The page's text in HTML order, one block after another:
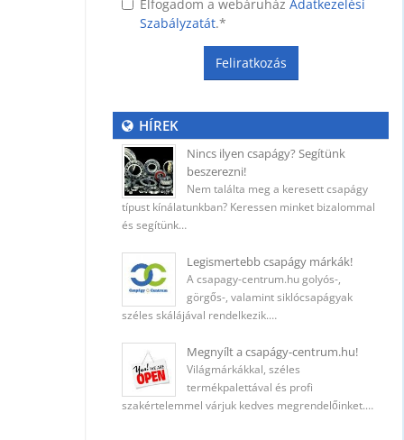
Elfogadom a webáruház Adatkezelési
Szabályzatát.*
Feliratkozás
HÍREK
Nincs ilyen csapágy? Segítünk
beszerezni!
Nem találta meg a keresett csapágy
típust kínálatunkban? Keressen minket bizalommal
és segítünk…
Legismertebb csapágy márkák!
A csapagy-centrum.hu golyós-,
görgős-, valamint siklócsapágyak
széles skálájával rendelkezik.…
Megnyílt a csapágy-centrum.hu!
Világmárkákkal, széles
termékpalettával és profi
szakértelemmel várjuk kedves megrendelőinket.…